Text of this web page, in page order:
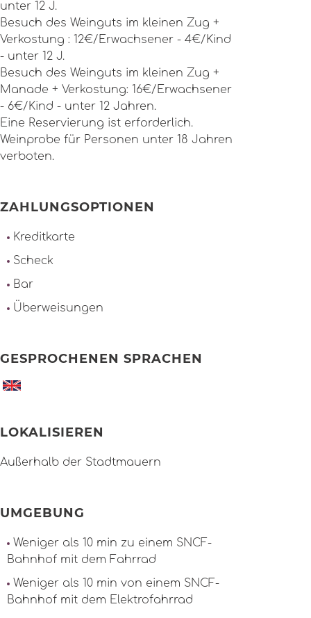
unter 12 J.
Besuch des Weinguts im kleinen Zug +
Verkostung : 12€/Erwachsener - 4€/Kind
- unter 12 J.
Besuch des Weinguts im kleinen Zug +
Manade + Verkostung: 16€/Erwachsener
- 6€/Kind - unter 12 Jahren.
Eine Reservierung ist erforderlich.
Weinprobe für Personen unter 18 Jahren
verboten.
ZAHLUNGSOPTIONEN
Kreditkarte
Scheck
Bar
Überweisungen
GESPROCHENEN SPRACHEN
LOKALISIEREN
Außerhalb der Stadtmauern
UMGEBUNG
Weniger als 10 min zu einem SNCF-
Bahnhof mit dem Fahrrad
Weniger als 10 min von einem SNCF-
Bahnhof mit dem Elektrofahrrad